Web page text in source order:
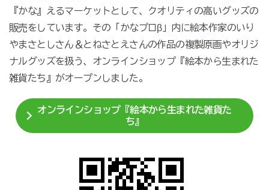
『かな』えるマーケットとして、クオリティの高いグッズの
販売をしています。その「かなプロβ」内に絵本作家のいり
やまさとしさん＆とねさとえさんの作品の複製原画やオリジ
ナルグッズを扱う、オンラインショップ『絵本から生まれた
雑貨たち』がオープンしました。
オンラインショップ『絵本から生まれた雑貨た
ち』